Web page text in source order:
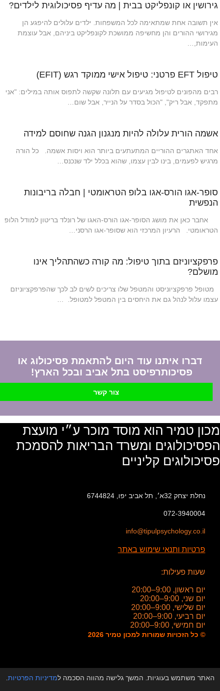
גירושין או קונפליקט בבית | מה עדיף פסיכולוגית לילדים?
אין תשובה אחת שמתאימה לכל המשפחות. ילדים עלולים להיפגע הן
מגירושי ההורים והן מחשיפה ממושכת לקונפליקט ביניהם, אבל עוצמת
העימות,…
טיפול EFT פרטני: טיפול אישי ממוקד רגש (EFIT)
רבים מהפונים לטיפול מגיעים עם תלונה שקשה לתפוס אותה במילים: "אני
מתפקד, אבל ריק", "הכול בסדר על הנייר, אבל שום…
אשמה הורית עלולה להיות מנגנון הגנה שחוסם למידה
אחד האתגרים ההוריים המתעתעים ביותר הוא ויסות אשמה. כל הורה
מרגיש לפעמים, בינו לבין עצמו, שהוא בכלל ילד שנכנס…
סופר-אגו הורס-אגו בלופ הטראומטי | חבלה בריבונות
הנפשית
אחבר כאן את מושג הסופר-אגו הורס-האגו של רונלד בריטון למודל הלופ
הטראומטי. הרעיון המרכזי הוא שסופר-אגו הרסני…
פרפקציוניזם בתוך טיפול: מה קורה כשהתהליך אינו
מושלם?
מטופל פרפקציוניסט והמטפל שלו צריכים לשים לב לכך שהפרפקציוניזם
עצמו עלול לנהל גם את היחסים בין המטפל למטופל. …
דברו איתנו עוד היום להתאמת פסיכולוג או
פסיכותרפיסט בתל אביב ובכל הארץ!
צור קשר
מכון טמיר הוא מוסד מוכר ע״י מועצת
הפסיכולוגים ומשרד הבריאות להסמכת
פסיכולוגים קליניים
נחלת יצחק 32א׳, תל אביב יפו, 6744824
072-3940004
info@tipulpsychology.co.il
פרטיות ותנאי שימוש באתר
שעות פעילות:
יום ראשון, 9:00–20:00
יום שני, 9:00–20:00
יום שלישי, 9:00–20:00
יום רביעי, 9:00–20:00
יום חמישי, 9:00–20:00
© כל הזכויות שמורות למכון טמיר 2026
האתר משתמש בעוגיות. המשך גלישה מהווה הסכמה למדיניות הפרטיות